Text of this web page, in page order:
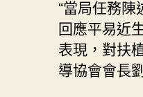
“當局任務陳
回應平易近
表現，對扶
導協會會長